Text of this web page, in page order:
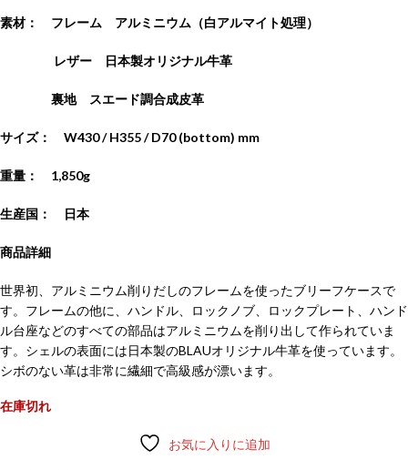
素材： フレーム アルミニウム（白アルマイト処理）
レザー 日本製オリジナル牛革
裏地 スエード調合成皮革
サイズ： W430 / H355 / D70 (bottom) mm
重量： 1,850g
生産国： 日本
商品詳細
世界初、アルミニウム削りだしのフレームを使ったブリーフケースで
す。フレームの他に、ハンドル、ロックノブ、ロックプレート、ハンド
ル台座などのすべての部品はアルミニウムを削り出して作られていま
す。シェルの表面には日本製のBLAUオリジナル牛革を使っています。
シボのない革は非常に繊細で高級感が漂います。
在庫切れ
お気に入りに追加